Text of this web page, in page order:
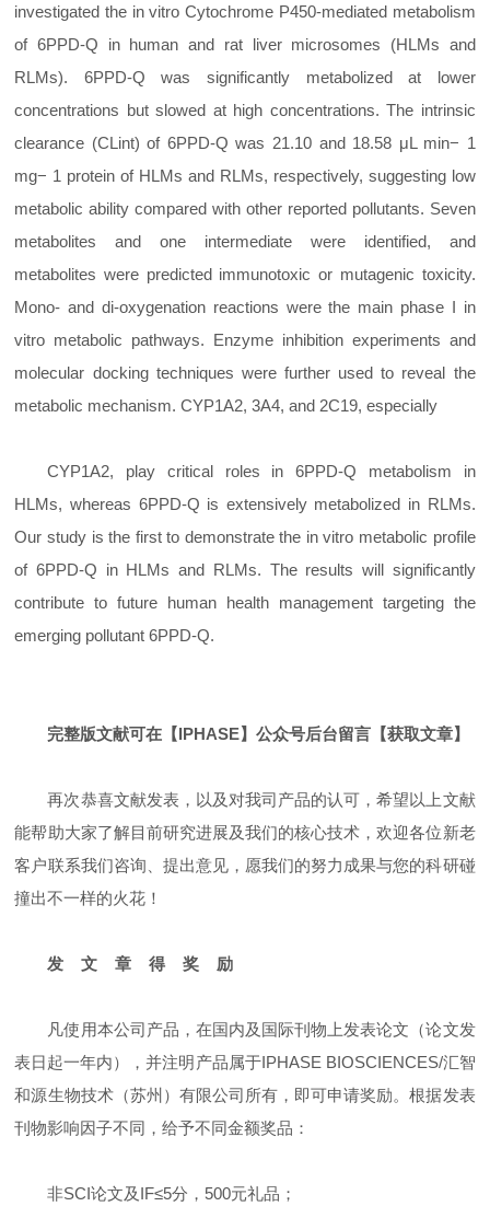
investigated the in vitro Cytochrome P450-mediated metabolism
of 6PPD-Q in human and rat liver microsomes (HLMs and
RLMs). 6PPD-Q was significantly metabolized at lower
concentrations but slowed at high concentrations. The intrinsic
clearance (CLint) of 6PPD-Q was 21.10 and 18.58 μL min− 1
mg− 1 protein of HLMs and RLMs, respectively, suggesting low
metabolic ability compared with other reported pollutants. Seven
metabolites and one intermediate were identified, and
metabolites were predicted immunotoxic or mutagenic toxicity.
Mono- and di-oxygenation reactions were the main phase I in
vitro metabolic pathways. Enzyme inhibition experiments and
molecular docking techniques were further used to reveal the
metabolic mechanism. CYP1A2, 3A4, and 2C19, especially
CYP1A2, play critical roles in 6PPD-Q metabolism in
HLMs, whereas 6PPD-Q is extensively metabolized in RLMs.
Our study is the first to demonstrate the in vitro metabolic profile
of 6PPD-Q in HLMs and RLMs. The results will significantly
contribute to future human health management targeting the
emerging pollutant 6PPD-Q.
完整版文献可在【IPHASE】公众号后台留言【获取文章】
再次恭喜文献发表，以及对我司产品的认可，希望以上文献
能帮助大家了解目前研究进展及我们的核心技术，欢迎各位新老
客户联系我们咨询、提出意见，愿我们的努力成果与您的科研碰
撞出不一样的火花！
发 文 章 得 奖 励
凡使用本公司产品，在国内及国际刊物上发表论文（论文发
表日起一年内），并注明产品属于IPHASE BIOSCIENCES/汇智
和源生物技术（苏州）有限公司所有，即可申请奖励。根据发表
刊物影响因子不同，给予不同金额奖品：
非SCI论文及IF≤5分，500元礼品；